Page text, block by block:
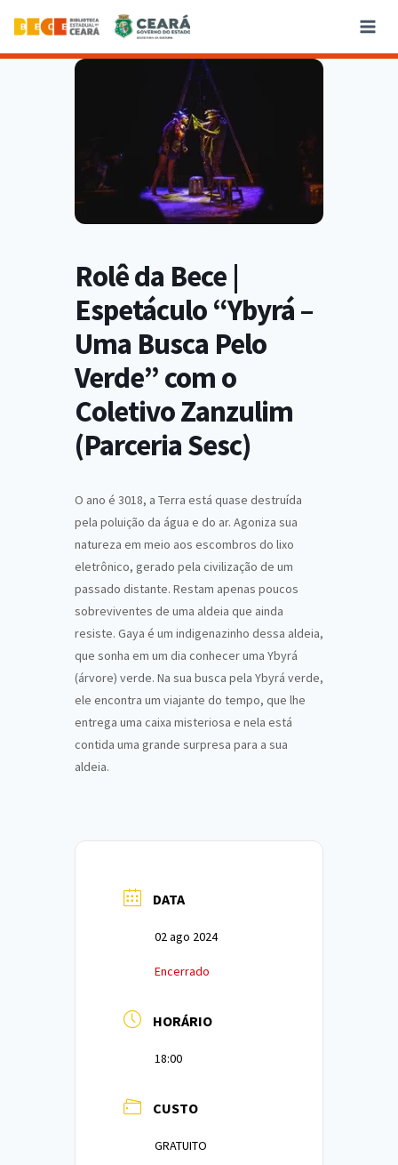
Rolê da Bece |
Espetáculo “Ybyrá –
Uma Busca Pelo
Verde” com o
Coletivo Zanzulim
(Parceria Sesc)
O ano é 3018, a Terra está quase destruída
pela poluição da água e do ar. Agoniza sua
natureza em meio aos escombros do lixo
eletrônico, gerado pela civilização de um
passado distante. Restam apenas poucos
sobreviventes de uma aldeia que ainda
resiste. Gaya é um indigenazinho dessa aldeia,
que sonha em um dia conhecer uma Ybyrá
(árvore) verde. Na sua busca pela Ybyrá verde,
ele encontra um viajante do tempo, que lhe
entrega uma caixa misteriosa e nela está
contida uma grande surpresa para a sua
aldeia.
DATA
02 ago 2024
Encerrado
HORÁRIO
18:00
CUSTO
GRATUITO